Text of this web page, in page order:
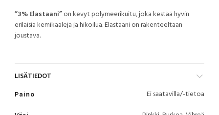
”3% Elastaani”on kevyt polymeerikuitu, joka kestää hyvin
erilaisia kemikaaleja ja hikoilua. Elastaani on rakenteeltaan
joustava.
LISÄTIEDOT
Paino Ei saatavilla/-tietoa